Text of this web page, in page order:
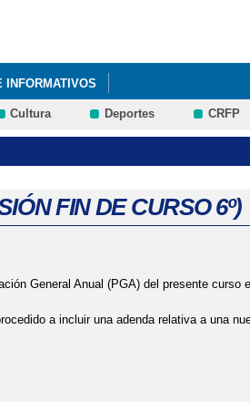
INFORMATIVOS
LECTIVO. CALENDARIO ESCOLAR
Cultura Deportes CRFP
FIN DE CURSO 6º)
General Anual (PGA) del presente curso
a incluir una adenda relativa a una